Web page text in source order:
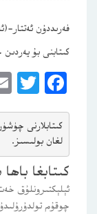
فەرىددۇن ئەتتار-
كىتابنى بۇ
كىتابلارنى
لغان بولىسىز.
كىتابغا
ئېلېكتىرونلۇق
چوقۇم تولدۇرۇلىدۇ